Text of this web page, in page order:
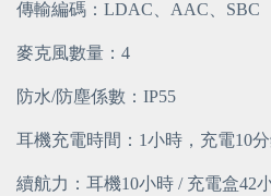
傳輸編碼：LDAC、AAC、SBC
麥克風數量：4
防水/防塵係數：IP55
耳機充電時間：1小時，充電10
續航力：耳機10小時 / 充電盒42